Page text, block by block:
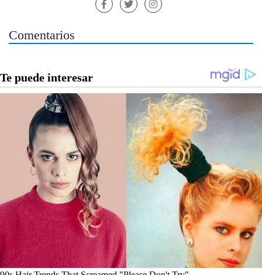
Comentarios